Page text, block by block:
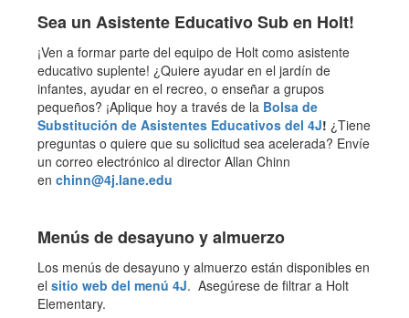
Sea un Asistente Educativo Sub en Holt!
¡Ven a formar parte del equipo de Holt como asistente
educativo suplente! ¿Quiere ayudar en el jardín de
infantes, ayudar en el recreo, o enseñar a grupos
pequeños? ¡Aplique hoy a través de la Bolsa de
Substitución de Asistentes Educativos del 4J! ¿Tiene
preguntas o quiere que su solicitud sea acelerada? Envíe
un correo electrónico al director Allan Chinn
en chinn@4j.lane.edu
Menús de desayuno y almuerzo
Los menús de desayuno y almuerzo están disponibles en
el sitio web del menú 4J. Asegúrese de filtrar a Holt
Elementary.